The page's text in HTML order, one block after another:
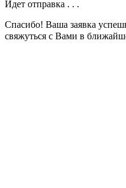
Идет отправка . . .
Спасибо! Ваша заявка
свяжуться с Вами в